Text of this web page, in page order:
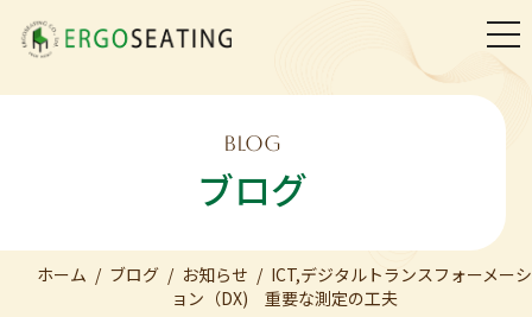
BLOG
ブログ
ホーム ブログ お知らせ
ICT,デジタルトランスフォーメーシ
ョン（DX) 重要な測定の工夫